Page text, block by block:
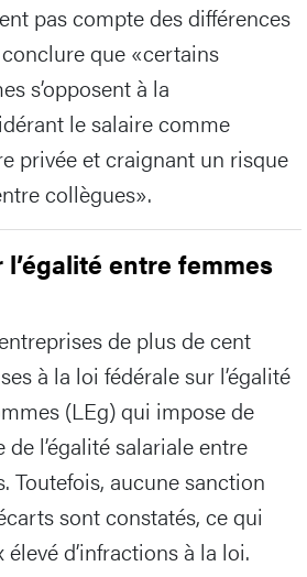
pas compte des différences
que «certains
s’opposent à la
le salaire comme
privée et craignant un risque
collègues».
entre femmes
de plus de cent
à la loi fédérale sur l’égalité
(LEg) qui impose de
l’égalité salariale entre
Toutefois, aucune sanction
sont constatés, ce qui
d’infractions à la loi.